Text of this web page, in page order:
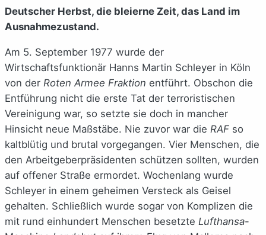
Deutscher Herbst, die bleierne Zeit, das Land im
Ausnahmezustand.
Am 5. September 1977 wurde der
Wirtschaftsfunktionär Hanns Martin Schleyer in Köln
von der Roten Armee Fraktion entführt. Obschon die
Entführung nicht die erste Tat der terroristischen
Vereinigung war, so setzte sie doch in mancher
Hinsicht neue Maßstäbe. Nie zuvor war die RAF so
kaltblütig und brutal vorgegangen. Vier Menschen, die
den Arbeitgeberpräsidenten schützen sollten, wurden
auf offener Straße ermordet. Wochenlang wurde
Schleyer in einem geheimen Versteck als Geisel
gehalten. Schließlich wurde sogar von Komplizen die
mit rund einhundert Menschen besetzte Lufthansa-